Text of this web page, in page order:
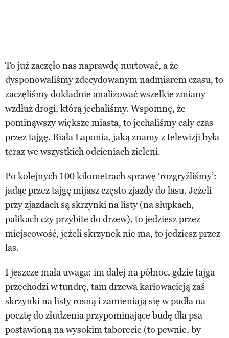
To już zaczęło nas naprawdę nurtować, a że
dysponowaliśmy zdecydowanym nadmiarem czasu, to
zaczęliśmy dokładnie analizować wszelkie zmiany
wzdłuż drogi, którą jechaliśmy. Wspomnę, że
pominąwszy większe miasta, to jechaliśmy cały czas
przez tajgę. Biała Laponia, jaką znamy z telewizji była
teraz we wszystkich odcieniach zieleni.
Po kolejnych 100 kilometrach sprawę ‘rozgryźliśmy’:
jadąc przez tajgę mijasz często zjazdy do lasu. Jeżeli
przy zjazdach są skrzynki na listy (na słupkach,
palikach czy przybite do drzew), to jedziesz przez
miejscowość, jeżeli skrzynek nie ma, to jedziesz przez
las.
I jeszcze mała uwaga: im dalej na północ, gdzie tajga
przechodzi w tundrę, tam drzewa karłowacieją zaś
skrzynki na listy rosną i zamieniają się w pudła na
pocztę do złudzenia przypominające budę dla psa
postawioną na wysokim taborecie (to pewnie, by